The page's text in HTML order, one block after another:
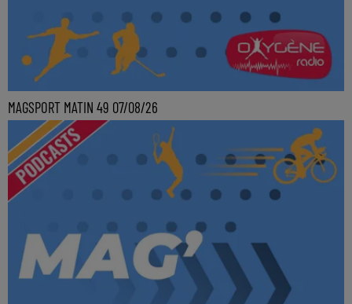
MAGSPORT MATIN 49 07/08/26